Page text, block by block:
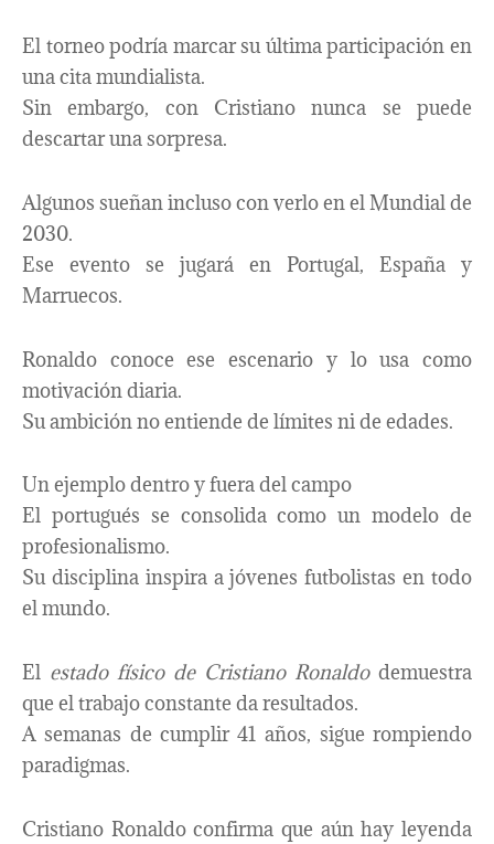
El torneo podría marcar su última participación en
una cita mundialista.
Sin embargo, con Cristiano nunca se puede
descartar una sorpresa.
Algunos sueñan incluso con verlo en el Mundial de
2030.
Ese evento se jugará en Portugal, España y
Marruecos.
Ronaldo conoce ese escenario y lo usa como
motivación diaria.
Su ambición no entiende de límites ni de edades.
Un ejemplo dentro y fuera del campo
El portugués se consolida como un modelo de
profesionalismo.
Su disciplina inspira a jóvenes futbolistas en todo
el mundo.
El estado físico de Cristiano Ronaldodemuestra
que el trabajo constante da resultados.
A semanas de cumplir 41 años, sigue rompiendo
paradigmas.
Cristiano Ronaldo confirma que aún hay leyenda